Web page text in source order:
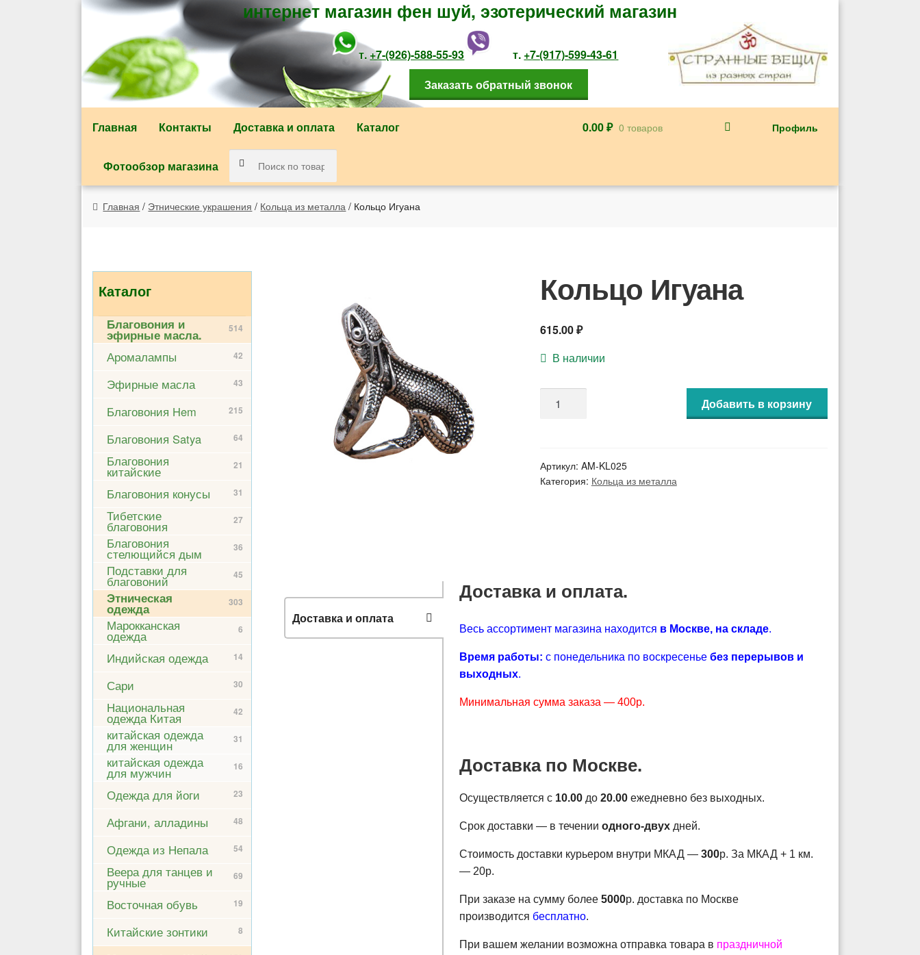
интернет магазин фен шуй, эзотерический магазин
Перейти к навигации
Перейти к содержимому
т. +7-(926)-588-55-93 т. +7-(917)-599-43-61
Главная Контакты Доставка и оплата Каталог
Фотообзор магазина
Профиль
0.00 ₽ 0 товаров
Заказать обратный звонок
Главная / Этнические украшения / Кольца из металла / Кольцо Игуана
Кольцо Игуана
615.00₽
В наличии
Добавить в корзину
Артикул: AM-KL025
Категория: Кольца из металла
Доставка и оплата
Доставка и оплата.
Весь ассортимент магазина находится в Москве, на складе.
Время работы: с понедельника по воскресеньебез перерывов и
выходных.
Минимальная сумма заказа — 400р.
Доставка по Москве.
Осуществляется с 10.00 до20.00 ежедневно без выходных.
Срок доставки — в теченииодного-двух дней.
Стоимость доставки курьером внутри МКАД —300р. За МКАД + 1 км.
— 20р.
При заказе на сумму более5000р. доставка по Москве
производится бесплатно.
При вашем желании возможна отправка товара в праздничной
Каталог
Благовония и
эфирные масла. 514
Аромалампы 42
Эфирные масла 43
Благовония Hem 215
Благовония Satya 64
Благовония
китайские 21
Благовония конусы 31
Тибетские
благовония 27
Благовония
стелющийся дым 36
Подставки для
благовоний 45
Этническая
одежда 303
Марокканская
одежда 6
Индийская одежда 14
Сари 30
Национальная
одежда Китая 42
китайская одежда
для женщин 31
китайская одежда
для мужчин 16
Одежда для йоги 23
Афгани, алладины 48
Одежда из Непала 54
Веера для танцев и
ручные 69
Восточная обувь 19
Китайские зонтики 8